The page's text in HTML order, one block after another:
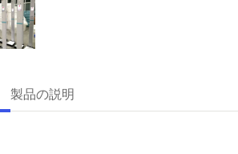
製品の説明